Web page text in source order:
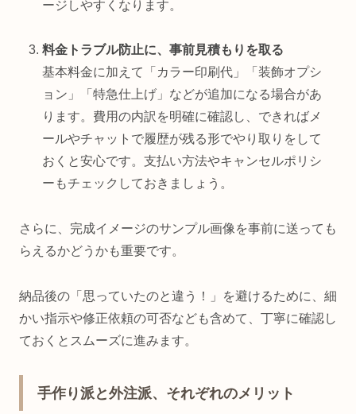
ージしやすくなります。
料金トラブル防止に、事前見積もりを取る
基本料金に加えて「カラー印刷代」「装飾オプシ
ョン」「特急仕上げ」などが追加になる場合があ
ります。費用の内訳を明確に確認し、できればメ
ールやチャットで履歴が残る形でやり取りをして
おくと安心です。支払い方法やキャンセルポリシ
ーもチェックしておきましょう。
さらに、完成イメージのサンプル画像を事前に送っても
らえるかどうかも重要です。
納品後の「思っていたのと違う！」を避けるために、細
かい指示や修正依頼の可否なども含めて、丁寧に確認し
ておくとスムーズに進みます。
手作り派と外注派、それぞれのメリット